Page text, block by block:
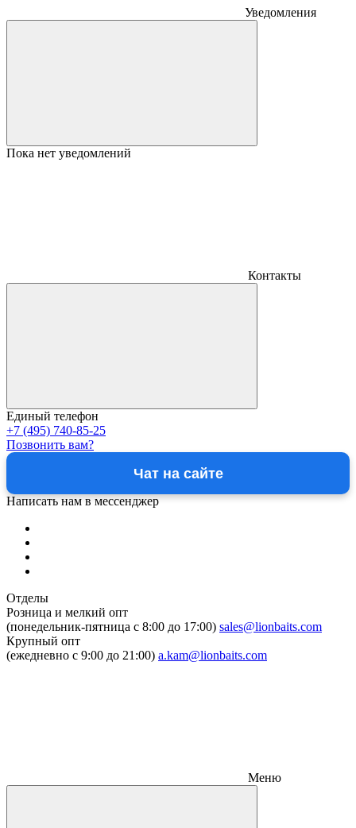
Уведомления
Пока нет уведомлений
Контакты
Единый телефон
+7 (495) 740-85-25
Позвонить вам?
Чат на сайте
Написать нам в мессенджер
Отделы
Розница и мелкий опт
(понедельник-пятница c 8:00 до 17:00) sales@lionbaits.com
Крупный опт
(ежедневно с 9:00 до 21:00) a.kam@lionbaits.com
Меню